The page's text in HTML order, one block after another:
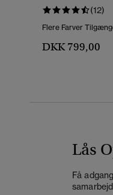
(12)
Flere Farver
DKK 799,00
Lås
Få